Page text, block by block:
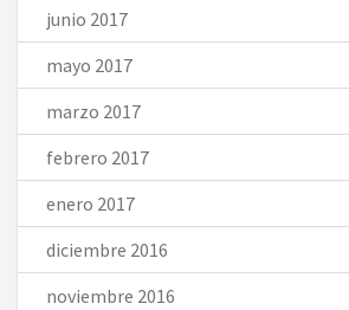
junio 2017
mayo 2017
marzo 2017
febrero 2017
enero 2017
diciembre 2016
noviembre 2016